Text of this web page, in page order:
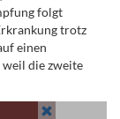
folgt
trotz
einen
die zweite